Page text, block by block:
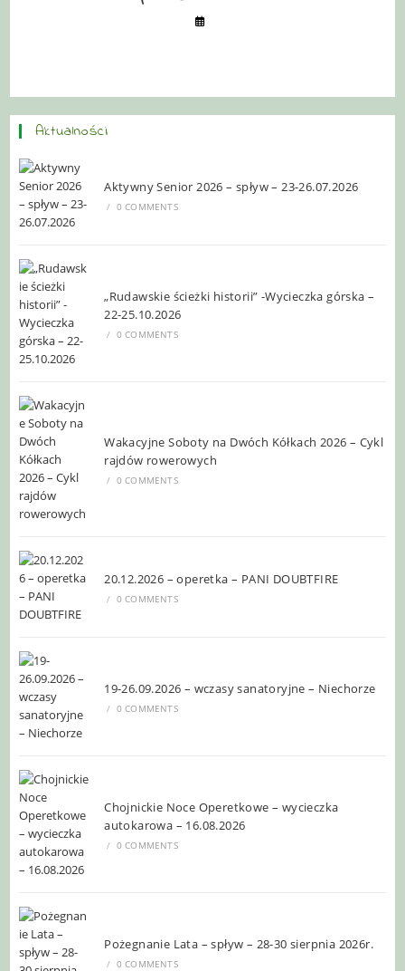
Aktualności
Aktywny Senior 2026 – spływ – 23-26.07.2026
/ 0 COMMENTS
„Rudawskie ścieżki historii” -Wycieczka górska –
22-25.10.2026
/ 0 COMMENTS
Wakacyjne Soboty na Dwóch Kółkach 2026 – Cykl
rajdów rowerowych
/ 0 COMMENTS
20.12.2026 – operetka – PANI DOUBTFIRE
/ 0 COMMENTS
19-26.09.2026 – wczasy sanatoryjne – Niechorze
/ 0 COMMENTS
Chojnickie Noce Operetkowe – wycieczka
autokarowa – 16.08.2026
/ 0 COMMENTS
Pożegnanie Lata – spływ – 28-30 sierpnia 2026r.
/ 0 COMMENTS